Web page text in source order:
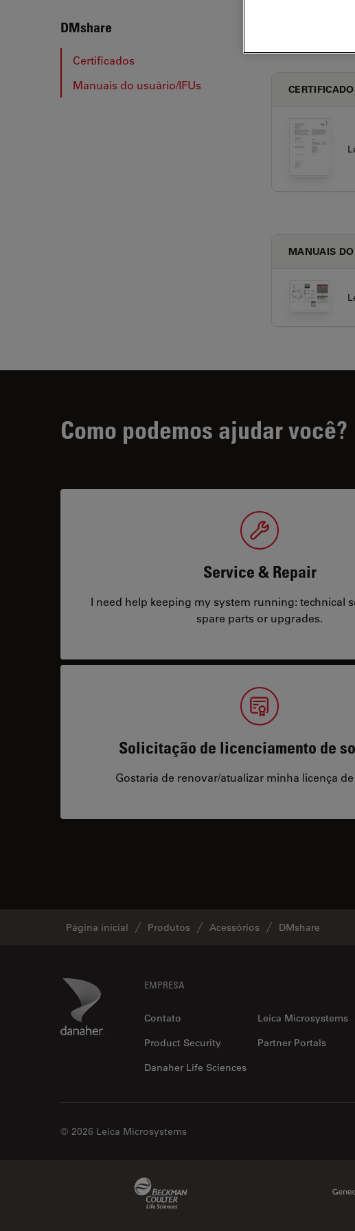
DMshare
Certificados
Manuais do usuário/IFUs
MANUAIS
Como podemos ajudar você?
Service & Repair
I need help keeping my system running: technical
spare parts or upgrades.
Solicitação de licenciamento de
Gostaria de renovar/atualizar minha licença
Página inicial Produtos Acessórios DMshare
Danaher Logo EMPRESA
Contato
Leica Microsystems
Product Security
Partner Portals
Danaher Life Sciences
© 2026 Leica Microsystems